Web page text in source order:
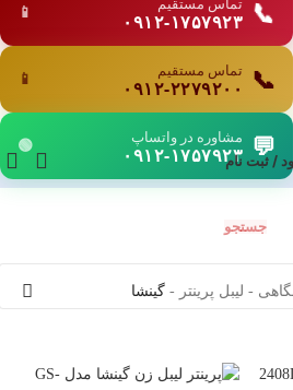
اصلی
📞 ۰۹۱۲-۱۷۵۷۹۲۳ 📱
📞 تماس مستقیم
۰۹۱۲-۲۲۷۹۲۰۰ 📱
💬 مشاوره در واتساپ
۰۹۱۲-۱۷۵۷۹۲۳ 🟢
/ ثبت نام
جستجو
- لیبل پرینتر - گینشا